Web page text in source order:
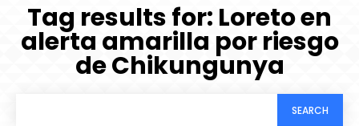
Tag results for: Loreto en
alerta amarilla por riesgo
de Chikungunya
SEARCH